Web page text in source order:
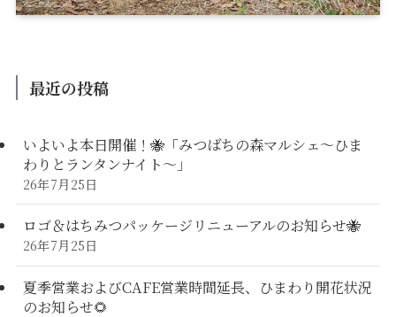
最近の投稿
いよいよ本日開催！🐝「みつばちの森マルシェ〜ひま
わりとランタンナイト〜」
26年7月25日
ロゴ＆はちみつパッケージリニューアルのお知らせ🐝
26年7月25日
夏季営業およびCAFE営業時間延長、ひまわり開花状況
のお知らせ🌻